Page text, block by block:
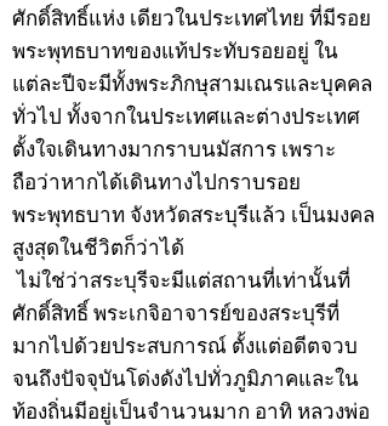
ศักดิ์สิทธิ์แห่ง เดียวในประเทศไทย ที่มีรอย
พระพุทธบาทของแท้ประทับรอยอยู่ ใน
แต่ละปีจะมีทั้งพระภิกษุสามเณรและบุคคล
ทั่วไป ทั้งจากในประเทศและต่างประเทศ
ตั้งใจเดินทางมากราบนมัสการ เพราะ
ถือว่าหากได้เดินทางไปกราบรอย
พระพุทธบาท จังหวัดสระบุรีแล้ว เป็นมงคล
สูงสุดในชีวิตก็ว่าได้
ไม่ใช่ว่าสระบุรีจะมีแต่สถานที่เท่านั้นที่
ศักดิ์สิทธิ์ พระเกจิอาจารย์ของสระบุรีที่
มากไปด้วยประสบการณ์ ตั้งแต่อดีตจวบ
จนถึงปัจจุบันโด่งดังไปทั่วภูมิภาคและใน
ท้องถิ่นมีอยู่เป็นจำนวนมาก อาทิ หลวงพ่อ